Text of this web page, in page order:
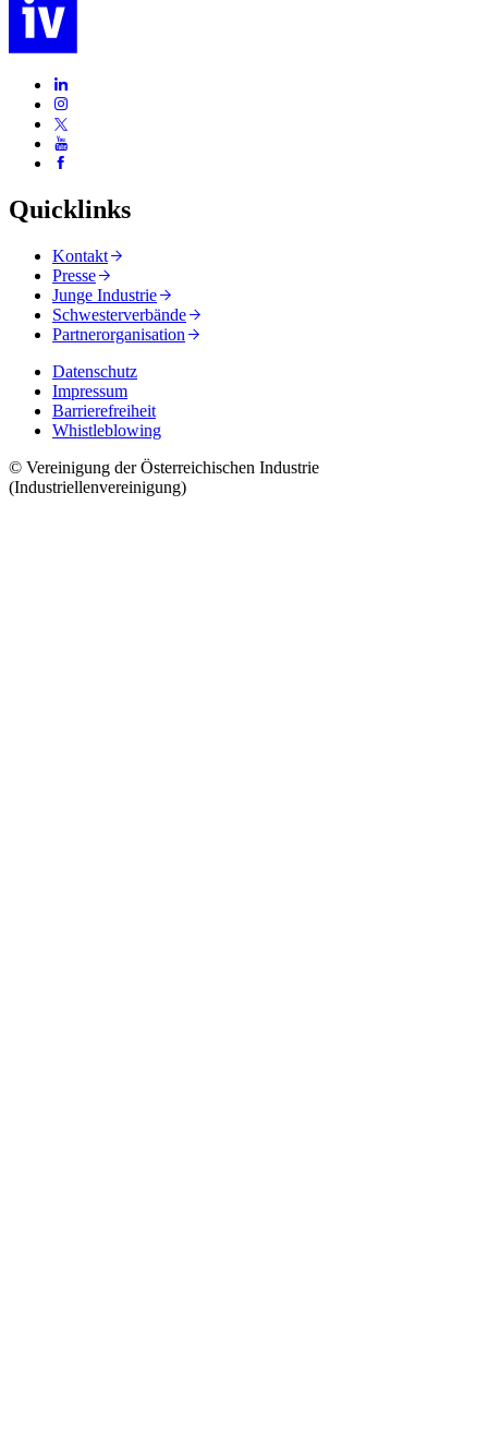
Quicklinks
Kontakt
Presse
Junge Industrie
Schwesterverbände
Partnerorganisation
Datenschutz
Impressum
Barrierefreiheit
Whistleblowing
© Vereinigung der Österreichischen Industrie
(Industriellenvereinigung)